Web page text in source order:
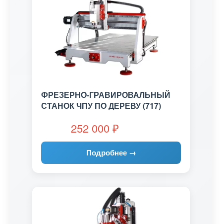
ФРЕЗЕРНО-ГРАВИРОВАЛЬНЫЙ
СТАНОК ЧПУ ПО ДЕРЕВУ (717)
252 000 ₽
Подробнее →